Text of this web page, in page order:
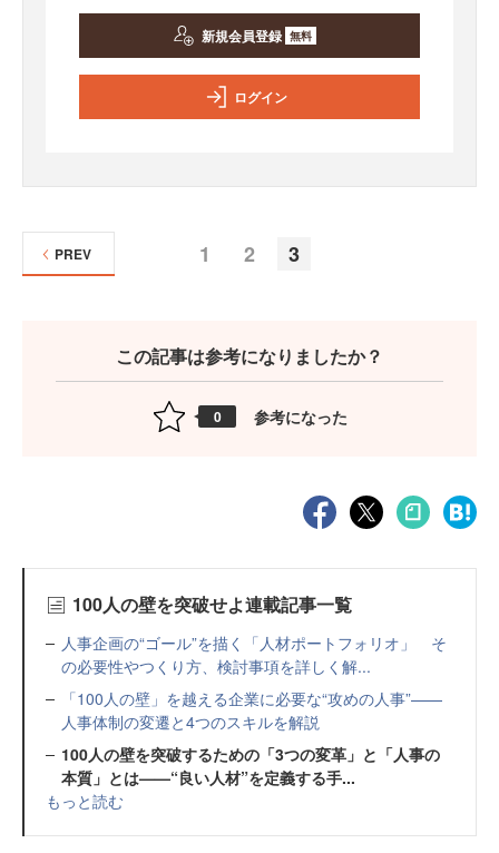
新規会員登録 無料
ログイン
1 2 3
PREV
この記事は参考になりましたか？
0 参考になった
100人の壁を突破せよ連載記事一覧
人事企画の“ゴール”を描く「人材ポートフォリオ」 そ
の必要性やつくり方、検討事項を詳しく解...
「100人の壁」を越える企業に必要な“攻めの人事”——
人事体制の変遷と4つのスキルを解説
100人の壁を突破するための「3つの変革」と「人事の
本質」とは——“良い人材”を定義する手...
もっと読む